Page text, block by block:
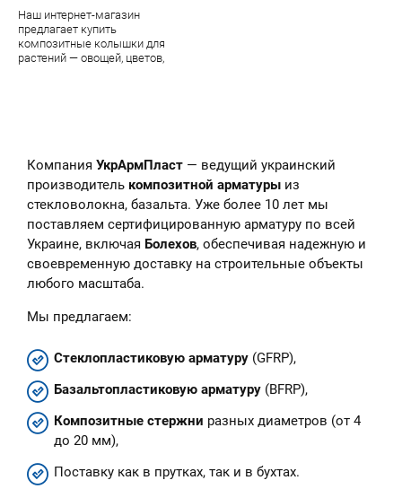
Наш интернет-магазин
предлагает купить
композитные колышки для
растений — овощей, цветов,
Компания УкрАрмПласт — ведущий украинский
производитель композитной арматуры из
стекловолокна, базальта. Уже более 10 лет мы
поставляем сертифицированную арматуру по всей
Украине, включая Болехов, обеспечивая надежную и
своевременную доставку на строительные объекты
любого масштаба.
Мы предлагаем:
Стеклопластиковую арматуру (GFRP),
Базальтопластиковую арматуру (BFRP),
Композитные стержни разных диаметров (от 4
до 20 мм),
Поставку как в прутках, так и в бухтах.